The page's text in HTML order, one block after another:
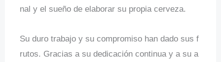
nal y el sueño de elaborar su propia cerveza.
Su duro trabajo y su compromiso han dado sus f
rutos. Gracias a su dedicación continua y a su a